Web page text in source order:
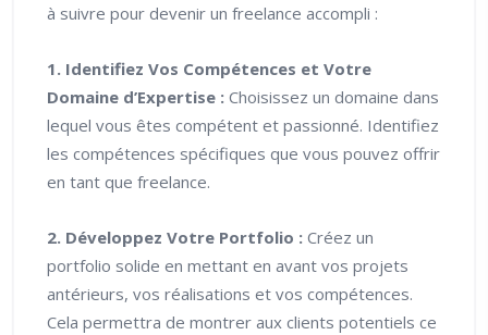
à suivre pour devenir un freelance accompli :
1. Identifiez Vos Compétences et Votre
Domaine d’Expertise : Choisissez un domaine dans
lequel vous êtes compétent et passionné. Identifiez
les compétences spécifiques que vous pouvez offrir
en tant que freelance.
2. Développez Votre Portfolio : Créez un
portfolio solide en mettant en avant vos projets
antérieurs, vos réalisations et vos compétences.
Cela permettra de montrer aux clients potentiels ce